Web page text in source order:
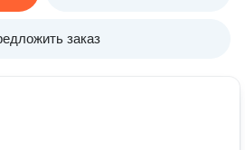
заказ